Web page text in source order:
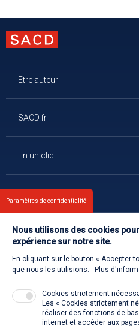
Etre auteur
SACD.fr
En un clic
Contact
Retour à l'accueil
Venir à la SACD
Paramètres de confidentialité
Nous utilisons des cookies
expérience sur notre site.
En cliquant sur le bouton « Accepter
que nous les utilisions.
Plus
Cookies strictement
Les « Cookies strictement
réaliser des fonctions de
internet et accéder aux